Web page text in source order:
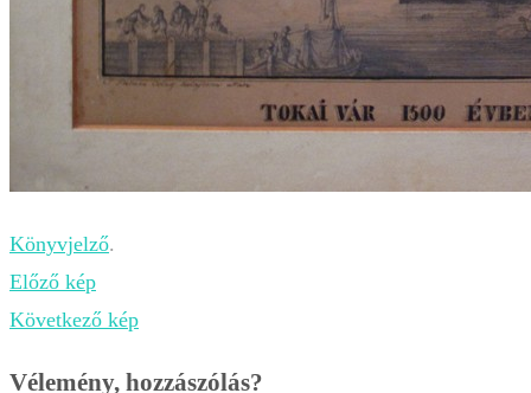
Könyvjelző.
Előző kép
Következő kép
Vélemény, hozzászólás?